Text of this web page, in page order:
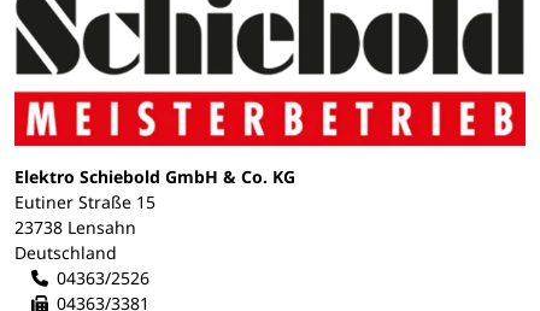
Elektro Schiebold GmbH & Co. KG
Eutiner Straße 15
23738 Lensahn
Deutschland
04363/2526
04363/3381